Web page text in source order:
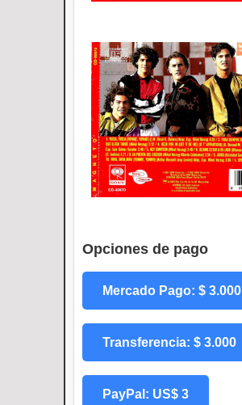
Opciones de pago
Mercado Pago: $ 3.000
Transferencia: $ 3.000
PayPal: US$ 3